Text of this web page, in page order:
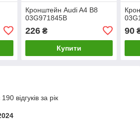
Кронштейн Audi A4 B8
03G971845B
226₴
Купити
90
відгуків за рік